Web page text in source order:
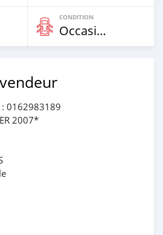
CONDITION
Occasion
: 0162983189
2007*